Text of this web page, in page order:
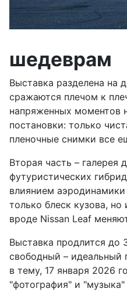
шедеврам
Выставка разделена на
сражаются плечом к
напряженных моментов
постановки: только
пленочные снимки все
Вторая часть – галерея
футуристических
влиянием
только блеск кузова,
вроде Nissan Leaf
Выставка продлится до
свободный – идеальный
в тему, 17 января 2026
"фотография" и "музыка"